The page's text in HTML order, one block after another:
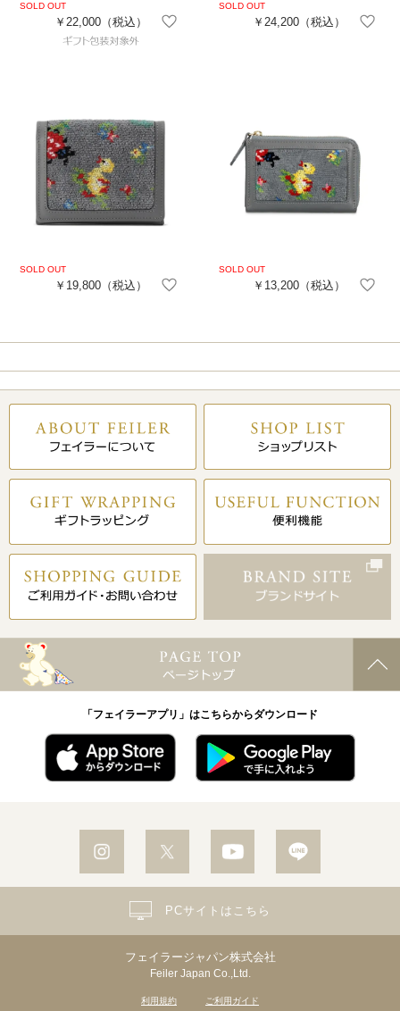
￥22,000（税込） ￥24,200 （税込）
￥19,800（税込） ￥13,200 （税込）
「フェイラーアプリ」はこちらからダウンロード
フェイラージャパン株式会社
Feiler Japan Co.,Ltd.
利用規約 ご利用ガイド
PCサイトはこちら